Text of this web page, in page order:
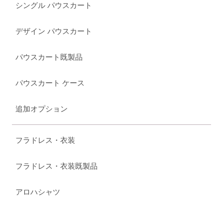
シングル パウスカート
デザイン パウスカート
パウスカート既製品
パウスカート ケース
追加オプション
フラドレス・衣装
フラドレス・衣装既製品
アロハシャツ